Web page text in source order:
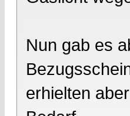
Nun gab es
erhielten